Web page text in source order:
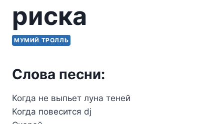
риска
МУМИЙ ТРОЛЛЬ
Слова песни:
Когда не выпьет лyна теней
Когда повесится dj